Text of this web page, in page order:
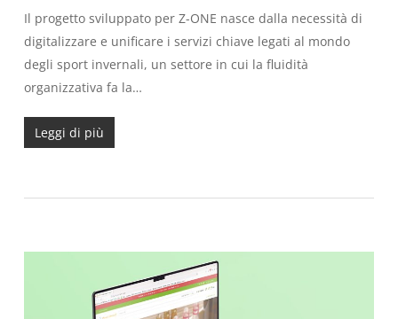
Il progetto sviluppato per Z-ONE nasce dalla necessità di
digitalizzare e unificare i servizi chiave legati al mondo
degli sport invernali, un settore in cui la fluidità
organizzativa fa la…
Leggi di più